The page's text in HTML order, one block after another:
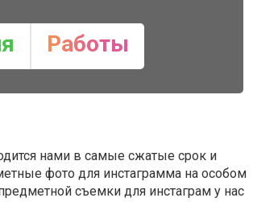
Работы
нами в самые сжатые срок и
фото для инстаграмма на особом
съемки для инстаграм у нас